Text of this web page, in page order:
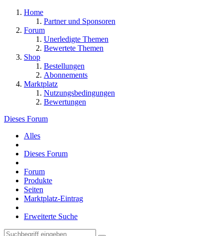
Home
Partner und Sponsoren
Forum
Unerledigte Themen
Bewertete Themen
Shop
Bestellungen
Abonnements
Marktplatz
Nutzungsbedingungen
Bewertungen
Dieses Forum
Alles
Dieses Forum
Forum
Produkte
Seiten
Marktplatz-Eintrag
Erweiterte Suche